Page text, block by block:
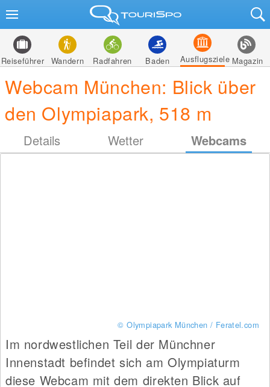
Reiseführer Wandern Radfahren Baden Ausflugsziele Magazin
Webcam München: Blick über
den Olympiapark, 518 m
Details Wetter Webcams
© Olympiapark München / Feratel.com
Im nordwestlichen Teil der Münchner
Innenstadt befindet sich am Olympiaturm
diese Webcam mit dem direkten Blick auf